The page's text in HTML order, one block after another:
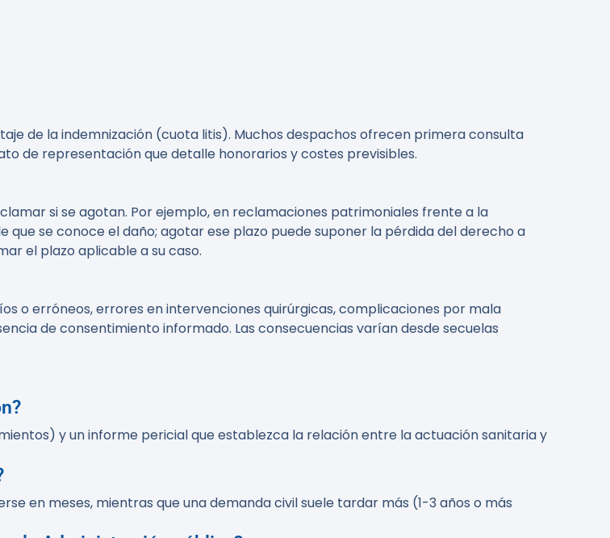
de la indemnización (cuota litis). Muchos despachos ofrecen primera consulta
de representación que detalle honorarios y costes previsibles.
si se agotan. Por ejemplo, en reclamaciones patrimoniales frente a la
que se conoce el daño; agotar ese plazo puede suponer la pérdida del derecho a
el plazo aplicable a su caso.
o erróneos, errores en intervenciones quirúrgicas, complicaciones por mala
de consentimiento informado. Las consecuencias varían desde secuelas
y un informe pericial que establezca la relación entre la actuación sanitaria y
en meses, mientras que una demanda civil suele tardar más (1-3 años o más